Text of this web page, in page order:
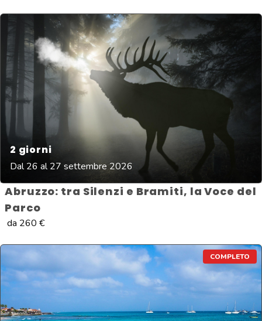
2 giorni
Dal 26 al 27 settembre 2026
Abruzzo: tra Silenzi e Bramiti, la Voce del
Parco
da 260 €
COMPLETO